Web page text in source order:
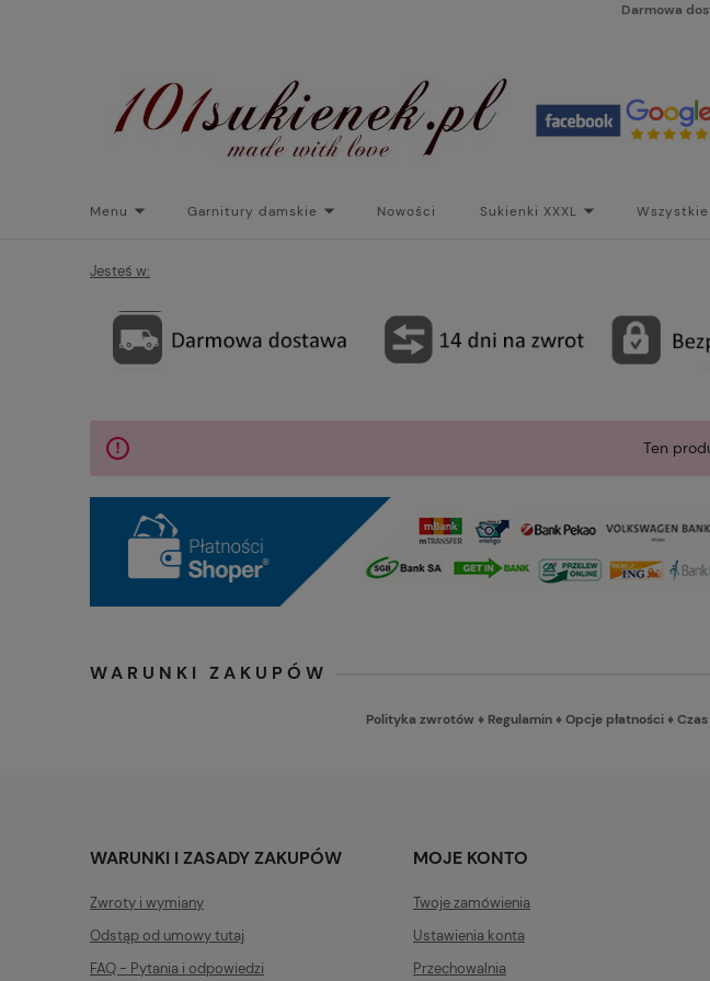
Darmowa
Menu Garnitury damskie Nowości Sukienki XXXL
Torebki do sukienek
Jesteś w:
Ten
WARUNKI ZAKUPÓW
Polityka zwrotów ♦ Regulamin♦Opcje płatności♦
WARUNKI I ZASADY ZAKUPÓW
Zwroty i wymiany
Odstąp od umowy tutaj
FAQ - Pytania i odpowiedzi
MOJE KONTO
Twoje zamówienia
Ustawienia konta
Przechowalnia